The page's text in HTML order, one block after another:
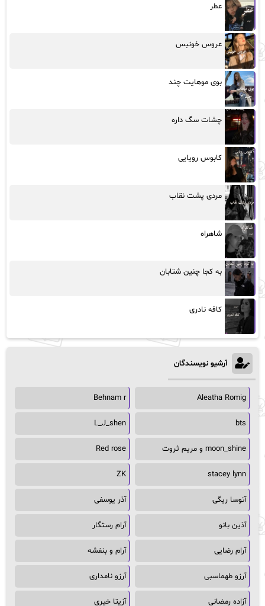
عطر
عروس خونبس
بوی موهایت چند
چشات سگ داره
کابوس رویایی
مردی پشت نقاب
شاهراه
به کجا چنین شتابان
کافه نادری
آرشیو نویسندگان
Aleatha Romig
Behnam r
bts
L_J_shen
moon_shine و مریم ثروت Red rose
stacey lynn
ZK
آتوسا ریگی آذر یوسفی
آذین بانو آرام رستگار
آرام رضایی آرام و بنفشه
آرزو طهماسبی آرزو نامداری
آزاده رمضانی آزیتا خیری